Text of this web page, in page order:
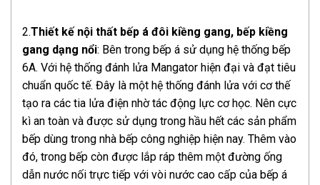
2.Thiết kế nội thất bếp á đôi kiềng gang, bếp kiềng
gang dạng nổi: Bên trong bếp á sử dụng hệ thống bếp
6A. Với hệ thống đánh lửa Mangator hiện đại và đạt tiêu
chuẩn quốc tế. Đây là một hệ thống đánh lửa với cơ thế
tạo ra các tia lửa điện nhờ tác động lực cơ học. Nên cực
kì an toàn và được sử dụng trong hầu hết các sản phẩm
bếp dùng trong nhà bếp công nghiệp hiện nay. Thêm vào
đó, trong bếp còn được lắp ráp thêm một đường ống
dẫn nước nối trực tiếp với vòi nước cao cấp của bếp á